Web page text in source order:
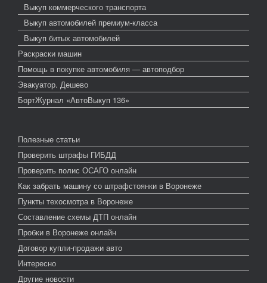
Выкуп коммерческого транспорта
Выкуп автомобилей премиум-класса
Выкуп битых автомобилей
Раскраски машин
Помощь в покупке автомобиля — автоподбор
Эвакуатор. Дешево
БортЖурнал «АвтоВыкуп 136»
Полезные статьи
Проверить штрафы ГИБДД
Проверить полис ОСАГО онлайн
Как забрать машину со штрафстоянки в Воронеже
Пункты техосмотра в Воронеже
Составление схемы ДТП онлайн
Пробки в Воронеже онлайн
Договор купли-продажи авто
Интересно
Другие новости